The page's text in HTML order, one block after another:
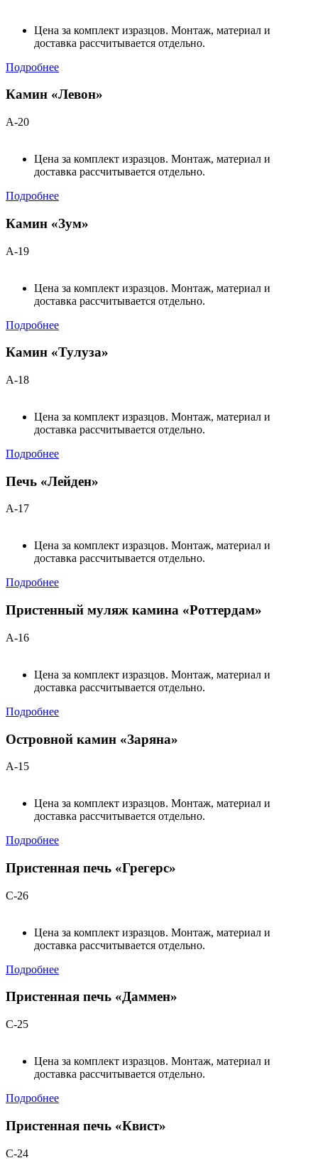
Цена за комплект изразцов. Монтаж, материал и
доставка рассчитывается отдельно.
Подробнее
Камин «Левон»
А-20
Цена за комплект изразцов. Монтаж, материал и
доставка рассчитывается отдельно.
Подробнее
Камин «Зум»
А-19
Цена за комплект изразцов. Монтаж, материал и
доставка рассчитывается отдельно.
Подробнее
Камин «Тулуза»
А-18
Цена за комплект изразцов. Монтаж, материал и
доставка рассчитывается отдельно.
Подробнее
Печь «Лейден»
А-17
Цена за комплект изразцов. Монтаж, материал и
доставка рассчитывается отдельно.
Подробнее
Пристенный муляж камина «Роттердам»
А-16
Цена за комплект изразцов. Монтаж, материал и
доставка рассчитывается отдельно.
Подробнее
Островной камин «Заряна»
А-15
Цена за комплект изразцов. Монтаж, материал и
доставка рассчитывается отдельно.
Подробнее
Пристенная печь «Грегерс»
С-26
Цена за комплект изразцов. Монтаж, материал и
доставка рассчитывается отдельно.
Подробнее
Пристенная печь «Даммен»
С-25
Цена за комплект изразцов. Монтаж, материал и
доставка рассчитывается отдельно.
Подробнее
Пристенная печь «Квист»
С-24